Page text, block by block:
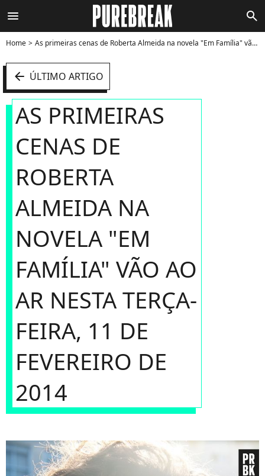
menu search
Home As primeiras cenas de Roberta Almeida na novela "Em Família" vão ao ar nesta terça-feira, 11 de fevereiro de 2014 - Foto
arrow_left ÚLTIMO ARTIGO
AS PRIMEIRAS
CENAS DE
ROBERTA
ALMEIDA NA
NOVELA "EM
FAMÍLIA" VÃO AO
AR NESTA TERÇA-
FEIRA, 11 DE
FEVEREIRO DE
2014